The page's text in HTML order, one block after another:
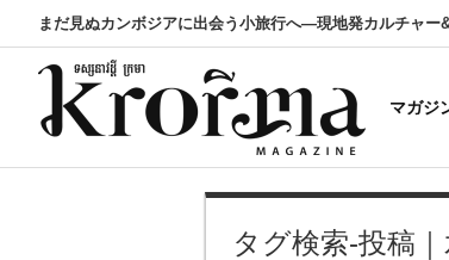
まだ見ぬカンボジアに出会う小旅行へ―現地発カルチャー
マガジ
タグ検索-投稿